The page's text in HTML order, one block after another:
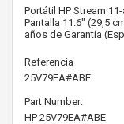
Portátil HP Stream
Pantalla 11.6" (29,5
años de Garantía
Referencia
25V79EA#ABE
Part Number:
HP 25V79EA#ABE